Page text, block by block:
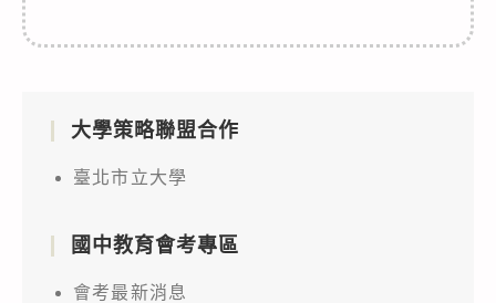
大學策略聯盟合作
臺北市立大學
國中教育會考專區
會考最新消息